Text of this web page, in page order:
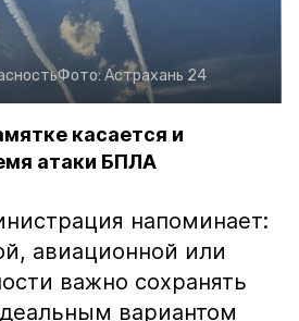
Фото:Астрахань 24
касается и
атаки БПЛА
напоминает:
авиационной или
важно сохранять
вариантом